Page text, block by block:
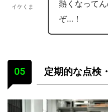
イケくま
熱くなって
ぞ…！
定期的な点検